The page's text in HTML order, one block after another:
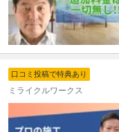
口コミ投稿で特典あり
ミライクルワークス